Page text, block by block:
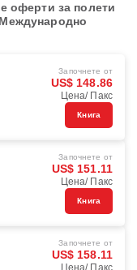
оферти за полети
Започнете от
US$ 148.86
Цена/ Пакс
Книга
Започнете от
US$ 151.11
Цена/ Пакс
Книга
Започнете от
US$ 158.11
Цена/ Пакс